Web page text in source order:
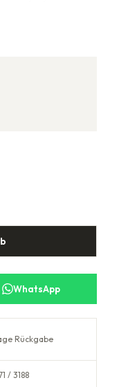
WhatsApp
Rückgabe
/ 3188